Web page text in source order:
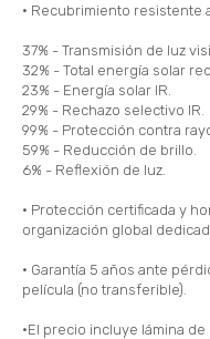
• Recubrimiento resistente
37% - Transmisión de luz
32% - Total energía solar
23% - Energía solar IR.
29% - Rechazo selectivo IR.
99% - Protección contra
59% - Reducción de brillo.
6% - Reflexión de luz.
• Protección certificada y
organización global
• Garantía 5 años ante
película (no transferible).
•El precio incluye lámina